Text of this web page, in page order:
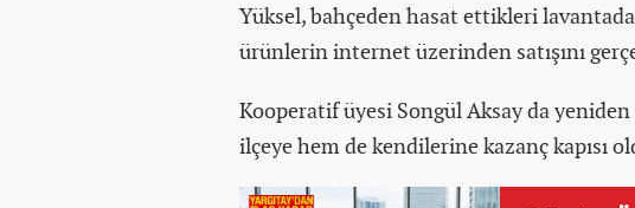
Yüksel, bahçeden hasat ettikleri
ürünlerin internet üzerinden satışını
Kooperatif üyesi Songül Aksay da
ilçeye hem de kendilerine kazanç kapısı